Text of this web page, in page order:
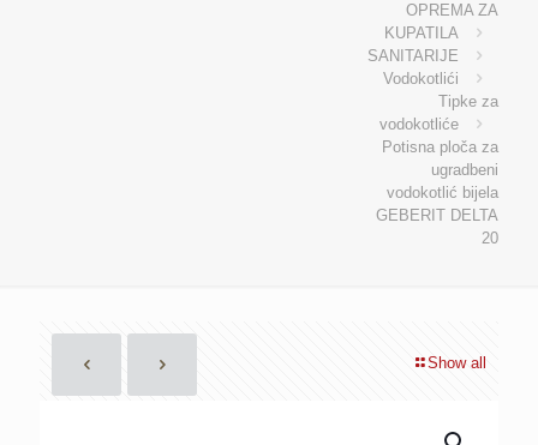
OPREMA ZA
KUPATILA
SANITARIJE
Vodokotlići
Tipke za
vodokotliće
Potisna ploča za
ugradbeni
vodokotlić bijela
GEBERIT DELTA
20
Show all